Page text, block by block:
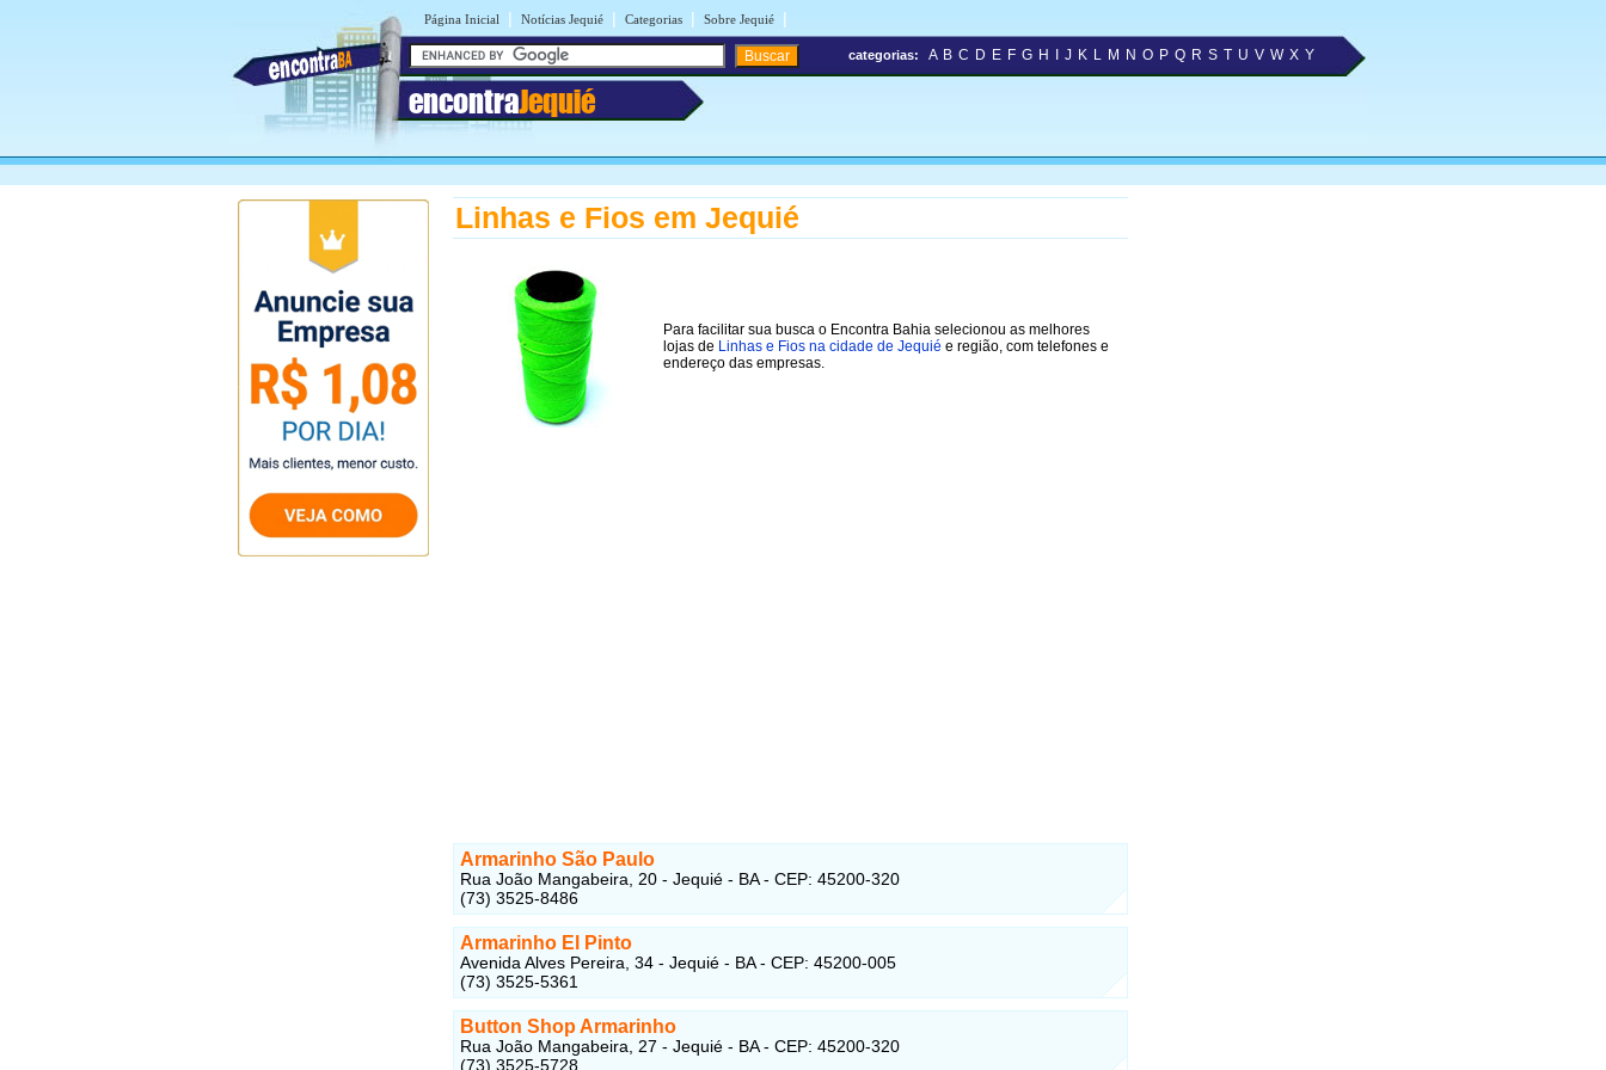
Página Inicial | Notícias Jequié | Categorias | Sobre Jequié |
encontraJequié
categorias: A B C D E F G H J K L M N O P Q R S T U V W X Y
Linhas e Fios em Jequié
Para facilitar sua busca o Encontra Bahia selecionou as melhores
lojas de Linhas e Fios na cidade de Jequié e região, com telefones e
endereço das empresas.
Armarinho São Paulo
Rua João Mangabeira, 20 - Jequié - BA - CEP: 45200-320
(73) 3525-8486
Armarinho El Pinto
Avenida Alves Pereira, 34 - Jequié - BA - CEP: 45200-005
(73) 3525-5361
Button Shop Armarinho
Rua João Mangabeira, 27 - Jequié - BA - CEP: 45200-320
(73) 3525-5728